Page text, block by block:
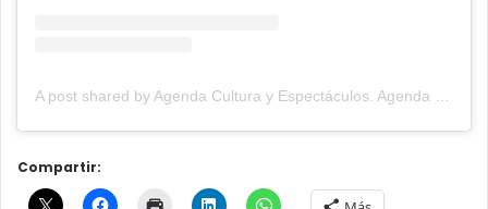
Compartir: